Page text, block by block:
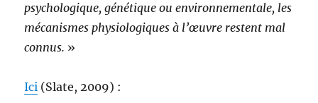
psychologique, génétique ou environnementale, les
mécanismes physiologiques à l’œuvre restent mal
connus. »
Ici (Slate, 2009) :